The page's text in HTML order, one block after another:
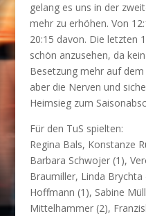
gelang es uns in der
mehr zu erhöhen. Von
20:15 davon. Die letzten
schön anzusehen, da
Besetzung mehr auf
aber die Nerven und
Heimsieg zum
Für den TuS spielten:
Regina Bals, Konstanze
Barbara Schwojer (1),
Braumiller, Linda Brychta
Hoffmann (1), Sabine
Mittelhammer (2),